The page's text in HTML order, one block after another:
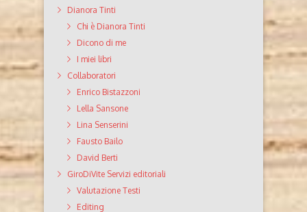
Dianora Tinti
Chi è Dianora Tinti
Dicono di me
I miei libri
Collaboratori
Enrico Bistazzoni
Lella Sansone
Lina Senserini
Fausto Bailo
David Berti
GiroDiVite Servizi editoriali
Valutazione Testi
Editing